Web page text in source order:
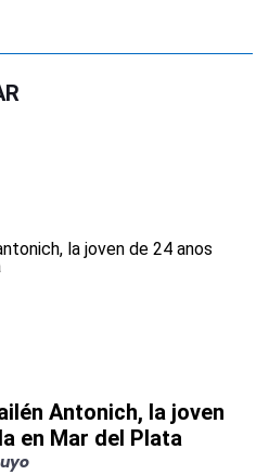
Antonich, la joven
en Mar del Plata